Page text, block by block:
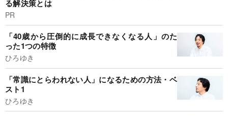
る解決策とは
PR
「40歳から圧倒的に成長できなくなる人」のた
った1つの特徴
ひろゆき
「常識にとらわれない人」になるための方法・ベ
スト1
ひろゆき